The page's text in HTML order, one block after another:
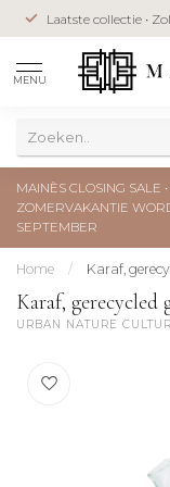
Laatste collectie •
MENU
MAINÈS CLOSING SALE
ZOMERVAKANTIE
SEPTEMBER
Home / Karaf,
Karaf, gerecycled
URBAN NATURE